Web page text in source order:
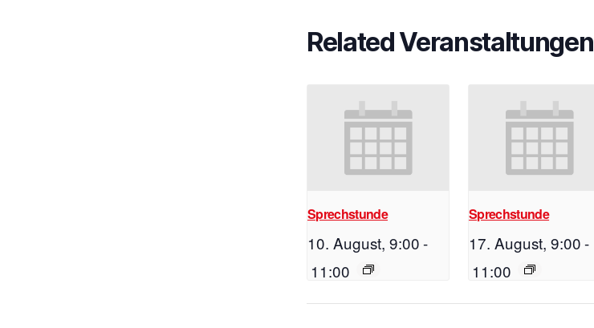
Related Veranstaltungen
Sprechstunde
10. August, 9:00-
11:00
Sprechstunde
17. August, 9:00-
11:00